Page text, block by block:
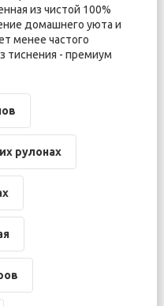
из чистой 100%
домашнего уюта и
менее частого
тиснения - премиум
рулонах